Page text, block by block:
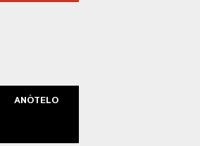
ANÓTELO